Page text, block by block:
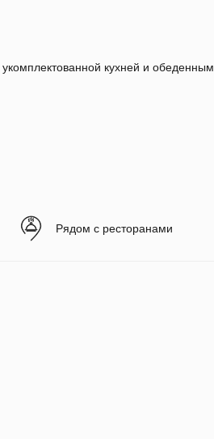
кухней и обеденным
Рядом с ресторанами